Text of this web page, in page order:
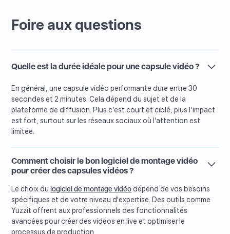
Foire aux questions
Quelle est la durée idéale pour une capsule vidéo ?
En général, une capsule vidéo performante dure entre 30
secondes et 2 minutes. Cela dépend du sujet et de la
plateforme de diffusion. Plus c’est court et ciblé, plus l’impact
est fort, surtout sur les réseaux sociaux où l’attention est
limitée.
Comment choisir le bon logiciel de montage vidéo
pour créer des capsules vidéos ?
Le choix dulogiciel de montage vidéo dépend de vos besoins
spécifiques et de votre niveau d'expertise. Des outils comme
Yuzzit offrent aux professionnels des fonctionnalités
avancées pour créer des vidéos en live et optimiser le
processus de production.